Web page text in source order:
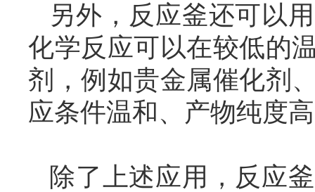
另外，反应釜还可以
化学反应可以在较低的
剂，例如贵金属催化剂
应条件温和、产物纯度
除了上述应用，反应